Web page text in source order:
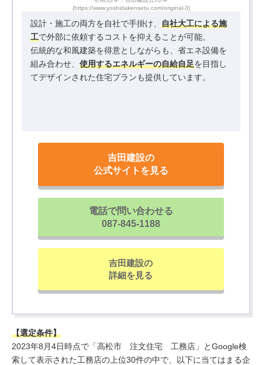
(https://www.yoshidakensetu.com/original-3)
設計・施工の両方を自社で手掛け、 自社大工による施
工で外部に依頼するコストを抑えることが可能。
伝統的な和風建築を得意としながらも、省エネ設備を
組み合わせ、 使用するエネルギーの自給自足を目指し
てデザインされた住宅プランも提供しています。
吉田建設の
公式サイトを見る
電話で問い合わせる
087-845-1188
吉田建設の
詳細を見る
【選定条件】
2023年8月4日時点で「高松市 注文住宅 工務店」とGoogle検
索して表示された工務店の上位30件の中で、以下に当てはまる企